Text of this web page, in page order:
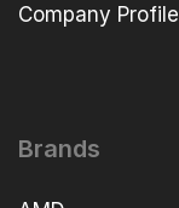
Company Profile
Brands